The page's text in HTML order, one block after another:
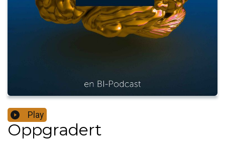
Play
Oppgradert